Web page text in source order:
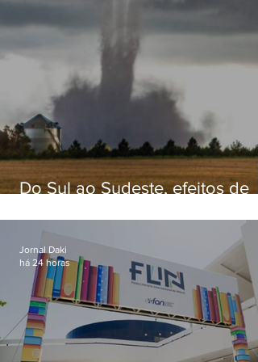
Do Sul ao Sudeste, efeitos de
apreensão na população
Jornal Daki
há 24 horas